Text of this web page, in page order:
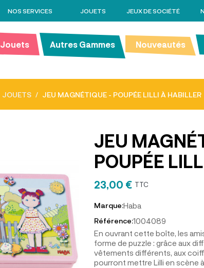
NOS SERVICES JOUETS JEUX DE SOCIÉTÉ
Jouets Autres Gammes Nouveautés
JOUETS JEU MAGNÉTIQUE - POUPÉE LILLI À HABILLER
JEU
POUPÉE
23,00 € TTC
Marque:Haba
Référence:1004089
En ouvrant cette boîte, les
forme de puzzle : grâce aux
vêtements différents, aux
pourront mettre Lilli en scène